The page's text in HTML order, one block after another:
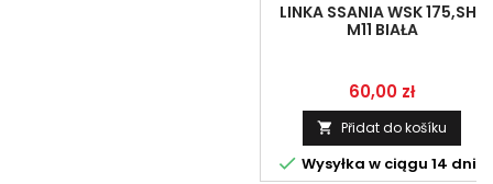
LINKA SSANIA WSK 175,SHL
M11 BIAŁA
Cena
60,00 zł
 Přidat do košíku
 Wysyłka w ciągu 14 dni